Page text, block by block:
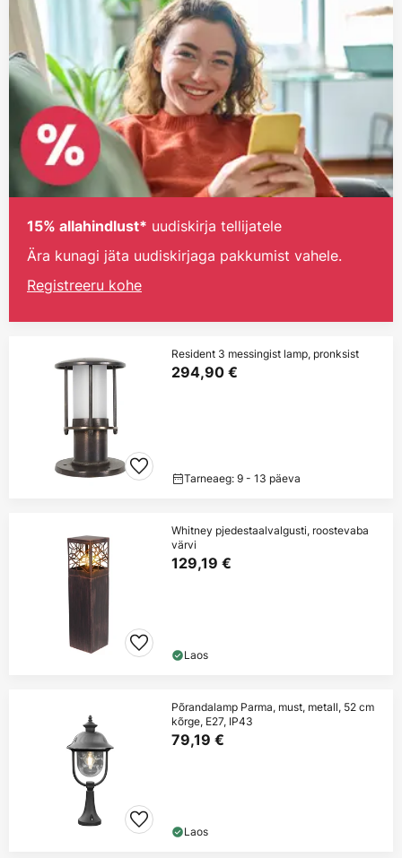
15% allahindlust* uudiskirja tellijatele
Ära kunagi jäta uudiskirjaga pakkumist vahele.
Registreeru kohe
Resident 3 messingist lamp, pronksist
294,90 €
Tarneaeg: 9 - 13 päeva
Whitney pjedestaalvalgusti, roostevaba
värvi
129,19 €
Laos
Põrandalamp Parma, must, metall, 52 cm
kõrge, E27, IP43
79,19 €
Laos